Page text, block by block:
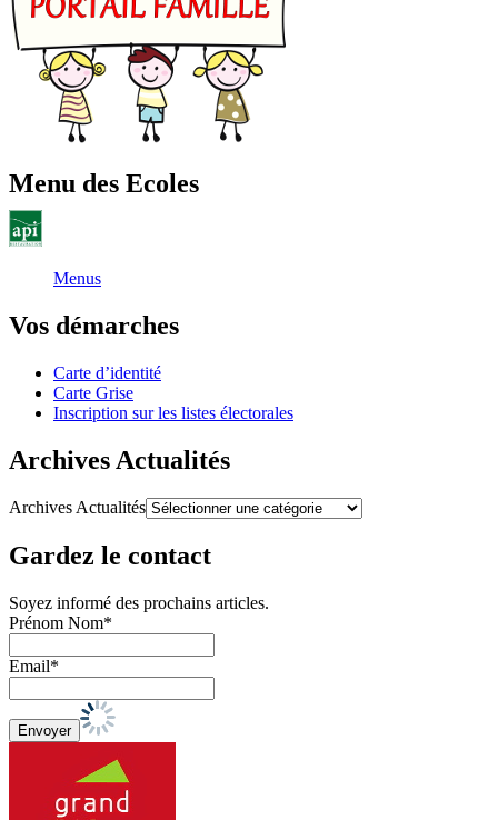
Menu des Ecoles
Menus
Vos démarches
Carte d’identité
Carte Grise
Inscription sur les listes électorales
Archives Actualités
Archives Actualités
Gardez le contact
Soyez informé des prochains articles.
Prénom Nom*
Email*